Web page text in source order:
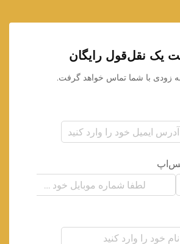
یک نقل‌قول رایگان
به زودی با شما تماس خواهد گرفت.